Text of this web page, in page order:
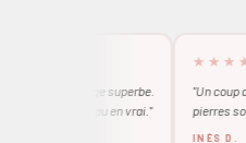
★★★★★
"Un coup de cœur
pierres sont